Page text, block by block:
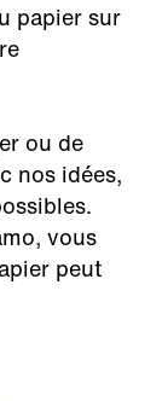
papier sur
ou de
nos idées,
vous
peut